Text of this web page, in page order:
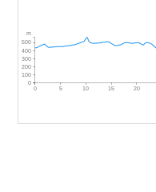
0 5 10 15 20
0
100
200
300
400
500
m